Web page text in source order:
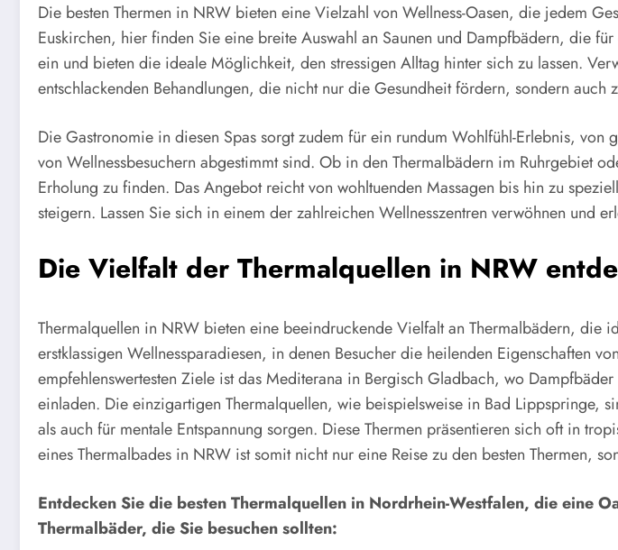
Die besten Thermen in NRW bieten eine Vielzahl von Wellness-Oasen, die jedem
Euskirchen, hier finden Sie eine breite Auswahl an Saunen und Dampfbädern, die
ein und bieten die ideale Möglichkeit, den stressigen Alltag hinter sich zu lassen.
entschlackenden Behandlungen, die nicht nur die Gesundheit fördern, sondern auch
Die Gastronomie in diesen Spas sorgt zudem für ein rundum Wohlfühl-Erlebnis,
von Wellnessbesuchern abgestimmt sind. Ob in den Thermalbädern im Ruhrgebiet
Erholung zu finden. Das Angebot reicht von wohltuenden Massagen bis hin zu
steigern. Lassen Sie sich in einem der zahlreichen Wellnesszentren verwöhnen und
Die Vielfalt der Thermalquellen in NRW
Thermalquellen in NRW bieten eine beeindruckende Vielfalt an Thermalbädern, die
erstklassigen Wellnessparadiesen, in denen Besucher die heilenden Eigenschaften
empfehlenswertesten Ziele ist das Mediterana in Bergisch Gladbach, wo
einladen. Die einzigartigen Thermalquellen, wie beispielsweise in Bad Lippspringe,
als auch für mentale Entspannung sorgen. Diese Thermen präsentieren sich oft in
eines Thermalbades in NRW ist somit nicht nur eine Reise zu den besten Thermen,
Entdecken Sie die besten Thermalquellen in Nordrhein-Westfalen, die eine
Thermalbäder, die Sie besuchen sollten: